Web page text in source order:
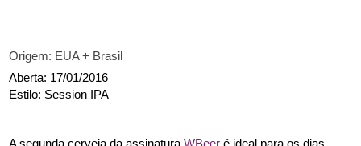
Origem: EUA + Brasil
Aberta: 17/01/2016
Estilo: Session IPA
A segunda cerveja da assinatura WBeer é ideal para os dias